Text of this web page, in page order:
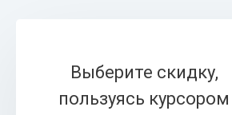
Выберите скидку,
пользуясь курсором